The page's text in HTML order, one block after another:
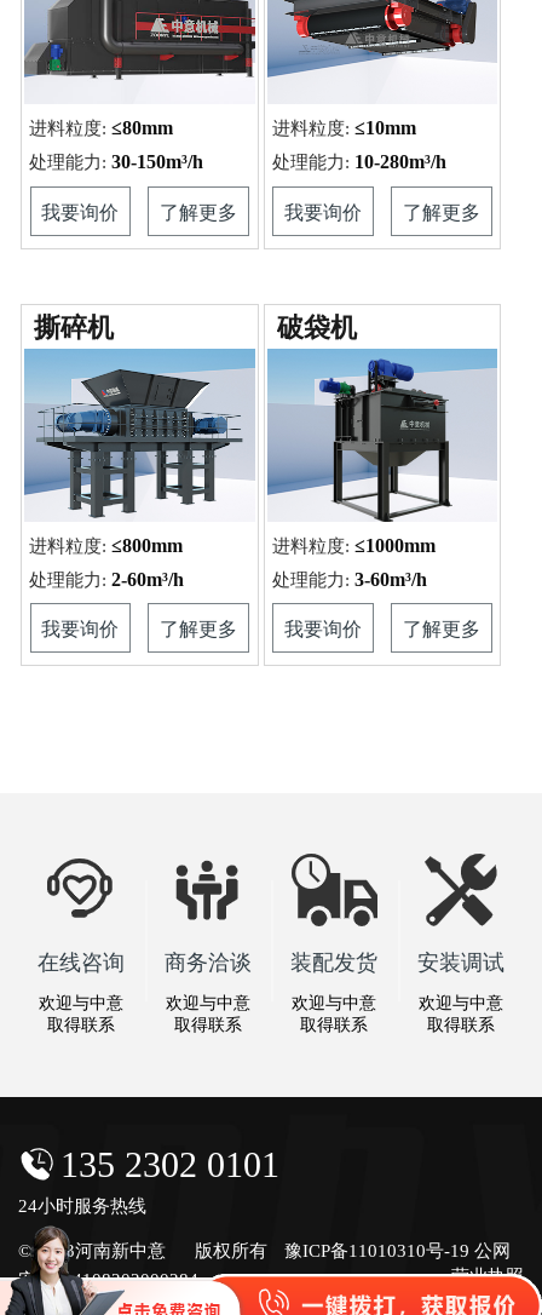
进料粒度: ≤80mm
处理能力: 30-150m³/h
我要询价 了解更多
进料粒度: ≤10mm
处理能力: 10-280m³/h
我要询价 了解更多
撕碎机
进料粒度: ≤800mm
处理能力: 2-60m³/h
我要询价 了解更多
破袋机
进料粒度: ≤1000mm
处理能力: 3-60m³/h
我要询价 了解更多
在线咨询
欢迎与中意
取得联系
商务洽谈
欢迎与中意
取得联系
装配发货
欢迎与中意
取得联系
安装调试
欢迎与中意
取得联系
135 2302 0101
24小时服务热线
© 2023河南新中意 版权所有 豫ICP备11010310号-19 公网
安备号4108202000284
营业执照